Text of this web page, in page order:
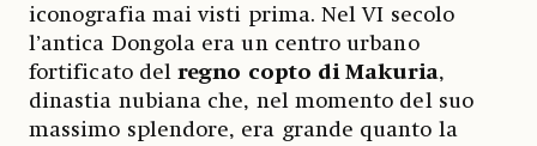
iconografia mai visti prima. Nel VI secolo
l’antica Dongola era un centro urbano
fortificato delregno copto di Makuria,
dinastia nubiana che, nel momento del suo
massimo splendore, era grande quanto la